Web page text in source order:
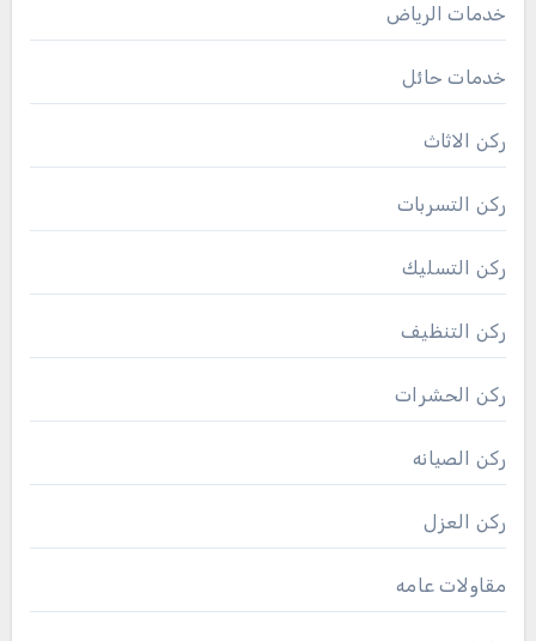
خدمات الرياض
خدمات حائل
ركن الاثاث
ركن التسربات
ركن التسليك
ركن التنظيف
ركن الحشرات
ركن الصيانه
ركن العزل
مقاولات عامه